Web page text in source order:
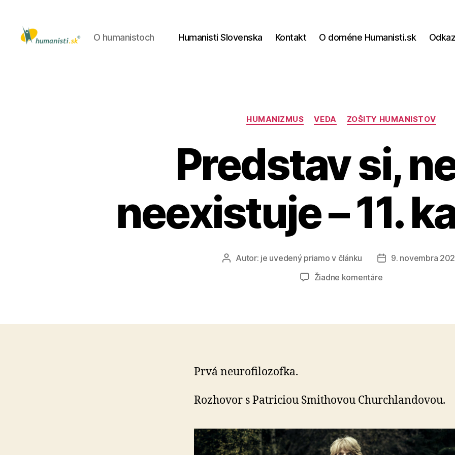
O humanistoch Humanisti Slovenska Kontakt O doméne Humanisti.sk
Kategórie
HUMANIZMUS VEDA ZOŠITY HUMANISTOV
Predstav si,
neexistuje – 11.
AutorAutor: je uvedený priamo v článku
Dátum
9. novembra
Žiadne komentárena
neexistuje
Prvá neurofilozofka.
Rozhovor s Patriciou Smithovou Churchlandovou.